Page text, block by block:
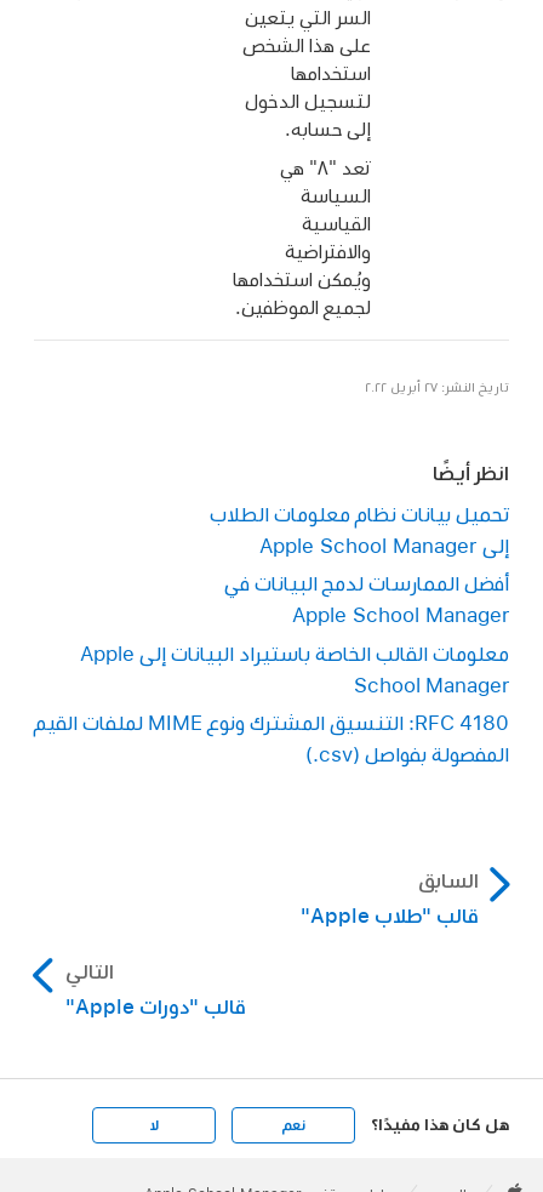
السر التي يتعين
على هذا الشخص
استخدامها
لتسجيل الدخول
إلى حسابه.
تعد "٨" هي
السياسة
القياسية
والافتراضية
ويُمكن استخدامها
لجميع الموظفين.
تاريخ النشر: ٢٧ أبريل ٢٠٢٢
انظر أيضًا
تحميل بيانات نظام معلومات الطلاب
إلى Apple School Manager
أفضل الممارسات لدمج البيانات في
Apple School Manager
معلومات القالب الخاصة باستيراد البيانات إلى Apple
School Manager
RFC 4180: التنسيق المشترك ونوع MIME لملفات القيم
المفصولة بفواصل (‎.csv)
السابق
قالب "طلاب Apple"
التالي
قالب "دورات Apple"
هل كان هذا مفيدًا؟ نعم
Footer